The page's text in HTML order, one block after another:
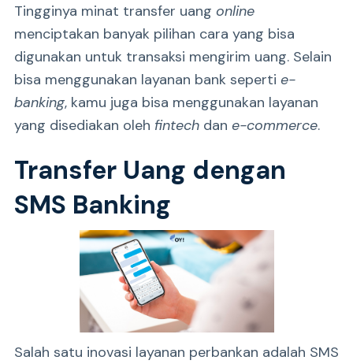
Tingginya minat transfer uang online
menciptakan banyak pilihan cara yang bisa
digunakan untuk transaksi mengirim uang. Selain
bisa menggunakan layanan bank seperti e-
banking, kamu juga bisa menggunakan layanan
yang disediakan oleh fintech dan e-commerce.
Transfer Uang dengan
SMS Banking
Salah satu inovasi layanan perbankan adalah SMS